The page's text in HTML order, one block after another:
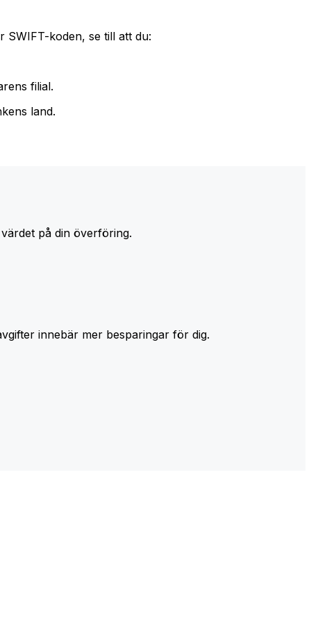
koden, se till att du:
filial.
land.
på din överföring.
innebär mer besparingar för dig.